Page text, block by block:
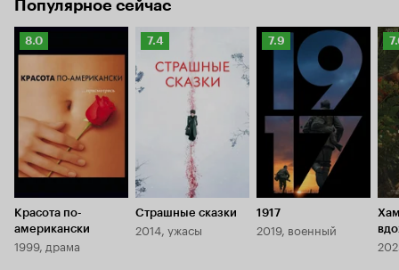
Популярное сейчас
Рейтинг
Кинопоиска
8.0
8.0
Красота по-
американски
1999, драма
Рейтинг
7.4
7.4
Страшные сказки
2014, ужасы
Рейтинг
Кинопоиска
7.9
1917
2019, военный